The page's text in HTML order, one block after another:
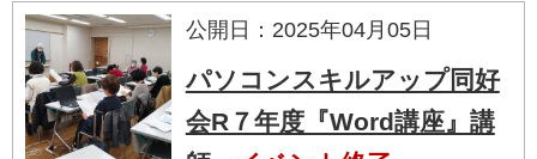
公開日：2025年04月05日
パソコンスキルアップ同好
会R７年度『Word講座』講